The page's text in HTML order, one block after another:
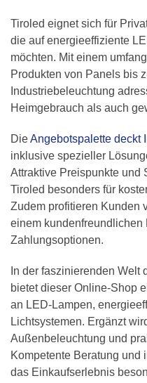
Tiroled eignet sich für
die auf energieeffiziente
möchten. Mit einem
Produkten von Panels bis
Industriebeleuchtung
Heimgebrauch als auch
DieAngebotspalette deckt
inklusive spezieller
Attraktive Preispunkte und
Tiroled besonders für
Zudem profitieren Kunden
einem
Zahlungsoptionen.
In der faszinierenden
bietet dieser Online-Shop
an LED-Lampen,
Lichtsystemen. Ergänzt
Außenbeleuchtung und
Kompetente Beratung und
das Einkaufserlebnis